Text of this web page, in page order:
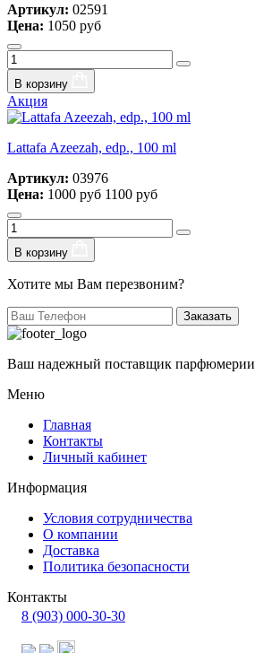
Артикул: 02591
Цена: 1050 руб
В корзину
Акция
Lattafa Azeezah, edp., 100 ml
Артикул: 03976
Цена: 1000 руб 1100 руб
В корзину
Хотите мы Вам перезвоним?
Заказать
Ваш надежный поставщик парфюмерии
Меню
Главная
Контакты
Личный кабинет
Информация
Условия сотрудничества
О компании
Доставка
Политика безопасности
Контакты
8 (903) 000-30-30